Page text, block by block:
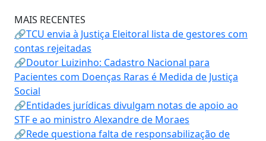
MAIS RECENTES
🔗TCU envia à Justiça Eleitoral lista de gestores com
contas rejeitadas
🔗Doutor Luizinho: Cadastro Nacional para
Pacientes com Doenças Raras é Medida de Justiça
Social
🔗Entidades jurídicas divulgam notas de apoio ao
STF e ao ministro Alexandre de Moraes
🔗Rede questiona falta de responsabilização de